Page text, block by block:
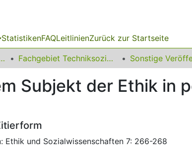
StatistikenFAQLeitlinienZurück zur Startseite
Fachgebiet Techniksoziologie
Subjekt der Ethik in
Ethik und Sozialwissenschaften 7: 266-268